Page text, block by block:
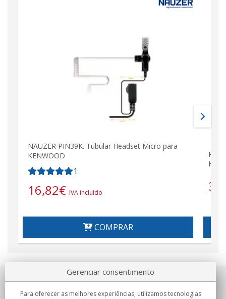
NAUZER PIN39K. Tubular Headset Micro para
KENWOOD
1
16,82€ IVA incluído
COMPRAR
PIN
Sobre nosotros
Gerenciar consentimento
Para oferecer as melhores experiências, utilizamos tecnologias